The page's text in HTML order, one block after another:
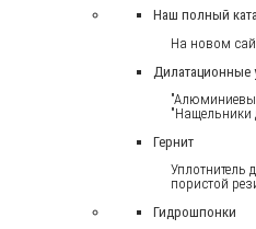
Наш полный
На новом
Дилатационные
Гернит
Уплотнитель
пористой
Гидрошпонки